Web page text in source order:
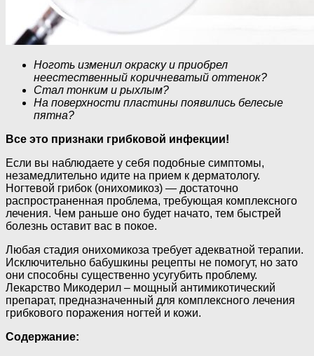
Ноготь изменил окраску и приобрел
неестественный коричневатый оттенок?
Стал тонким и рыхлым?
На поверхности пластины появились белесые
пятна?
Все это признаки грибковой инфекции!
Если вы наблюдаете у себя подобные симптомы,
незамедлительно идите на прием к дерматологу.
Ногтевой грибок (онихомикоз) — достаточно
распространенная проблема, требующая комплексного
лечения. Чем раньше оно будет начато, тем быстрей
болезнь оставит вас в покое.
Любая стадия онихомикоза требует адекватной терапии.
Исключительно бабушкины рецепты не помогут, но зато
они способны существенно усугубить проблему.
Лекарство Микодерил – мощный антимикотический
препарат, предназначенный для комплексного лечения
грибкового поражения ногтей и кожи.
Содержание: